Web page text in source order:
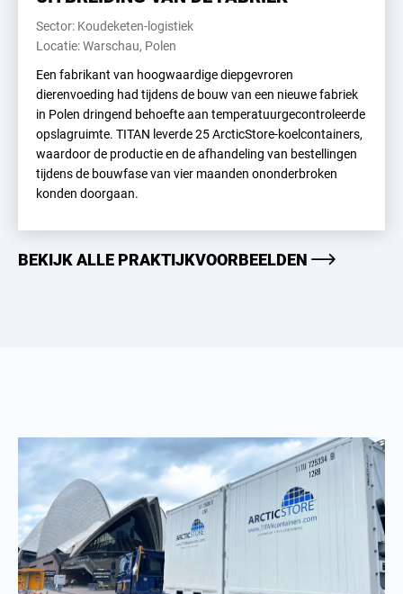
Sector: Koudeketen-logistiek
Locatie: Warschau, Polen
Een fabrikant van hoogwaardige diepgevroren
dierenvoeding had tijdens de bouw van een nieuwe fabriek
in Polen dringend behoefte aan temperatuurgecontroleerde
opslagruimte. TITAN leverde 25 ArcticStore-koelcontainers,
waardoor de productie en de afhandeling van bestellingen
tijdens de bouwfase van vier maanden ononderbroken
konden doorgaan.
BEKIJK ALLE PRAKTIJKVOORBEELDEN